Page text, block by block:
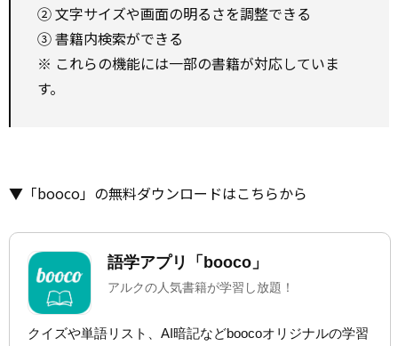
② 文字サイズや画面の明るさを調整できる
③ 書籍内検索ができる
※ これらの機能には一部の書籍が対応していま
す。
▼「booco」の無料ダウンロードはこちらから